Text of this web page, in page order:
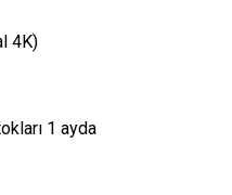
4K)
1 ayda